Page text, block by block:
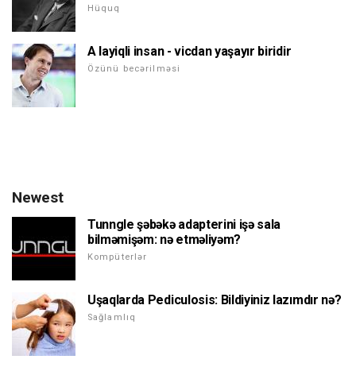
Hüquq
A layiqli insan - vicdan yaşayır biridir
Özünü becərilməsi
Newest
Tunngle şəbəkə adapterini işə sala
bilməmişəm: nə etməliyəm?
Kompüterlər
Uşaqlarda Pediculosis: Bildiyiniz lazımdır nə?
Sağlamlıq